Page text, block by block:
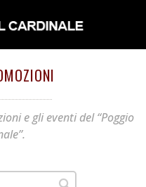
e gli eventi del “Poggio